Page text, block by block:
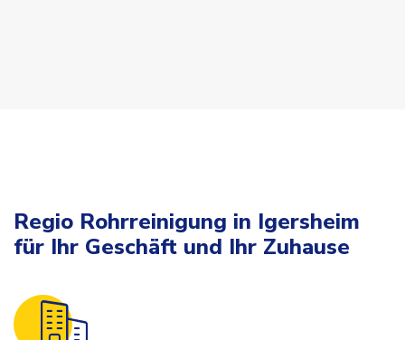
Regio Rohrreinigung in Igersheim
für Ihr Geschäft und Ihr Zuhause